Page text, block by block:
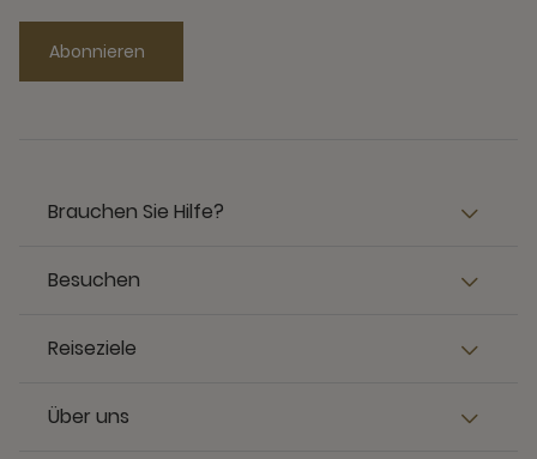
Abonnieren
Brauchen Sie Hilfe?
Besuchen
Reiseziele
Über uns